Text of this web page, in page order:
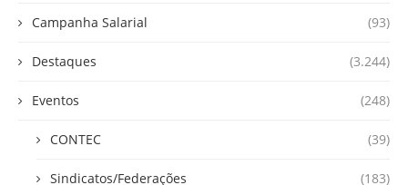
Campanha Salarial (93)
Destaques (3.244)
Eventos (248)
CONTEC (39)
Sindicatos/Federações (183)